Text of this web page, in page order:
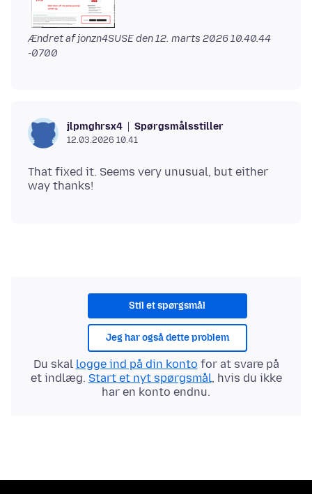
Ændret af jonzn4SUSE den12. marts 2026 10.40.44
-0700
jlpmghrsx4 Spørgsmålsstiller
12.03.2026 10.41
That fixed it. Seems very unusual, but either
Stil et spørgsmål
Jeg har også dette problem
Du skal logge ind på din konto for at svare på
et indlæg. Start et nyt spørgsmål, hvis du ikke
har en konto endnu.